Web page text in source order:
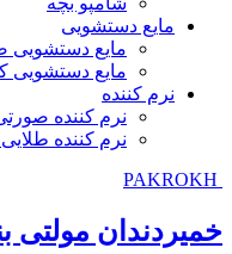
مایع دستشویی
مایع دستشویی
مایع دستشویی
نرم کننده
نرم کننده
نرم کننده
PAKROKH
خمیردندان مولتی